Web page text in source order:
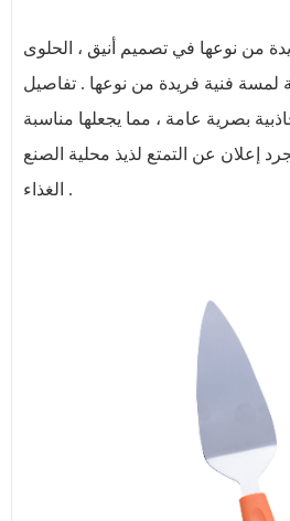
من نوعها في تصميم أنيق ، الحلوى
فنية فريدة من نوعها . تفاصيل
بصرية عامة ، مما يجعلها مناسبة
إعلان عن التمتع لذيذ محلية الصنع
الغذاء .